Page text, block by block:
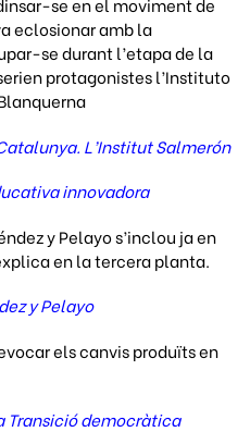
eclosionar amb la
se durant l’etapa de la
protagonistes l’Instituto
L’Institut Salmerón
innovadora
y Pelayo s’inclou ja en
en la tercera planta.
y Pelayo
els canvis produïts en
Transició democràtica